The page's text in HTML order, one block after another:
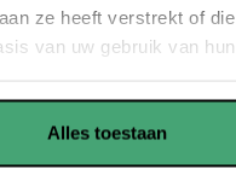
ze heeft verstrekt of
van uw gebruik van
Alles toestaan
in Waddinxveen